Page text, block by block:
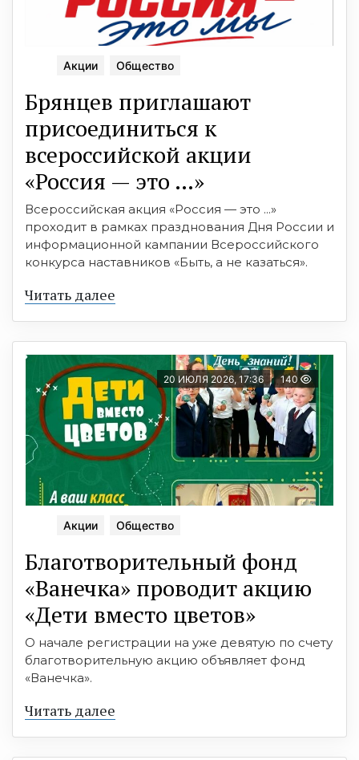
Акции Общество
Брянцев приглашают
присоединиться к
всероссийской акции
«Россия — это …»
Всероссийская акция «Россия — это ...»
проходит в рамках празднования Дня России и
информационной кампании Всероссийского
конкурса наставников «Быть, а не казаться».
Читать далее
20 ИЮЛЯ 2026, 17:36 140
Акции Общество
Благотворительный фонд
«Ванечка» проводит акцию
«Дети вместо цветов»
О начале регистрации на уже девятую по счету
благотворительную акцию объявляет фонд
«Ванечка».
Читать далее